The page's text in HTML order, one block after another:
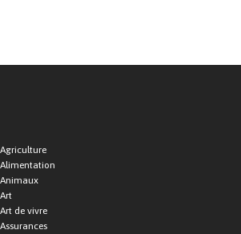
Agriculture
Alimentation
Animaux
Art
Art de vivre
Assurances